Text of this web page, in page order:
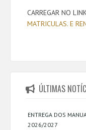
CARREGAR NO
MATRICULAS. E
ÚLTIMAS
ENTREGA DOS
2026/2027